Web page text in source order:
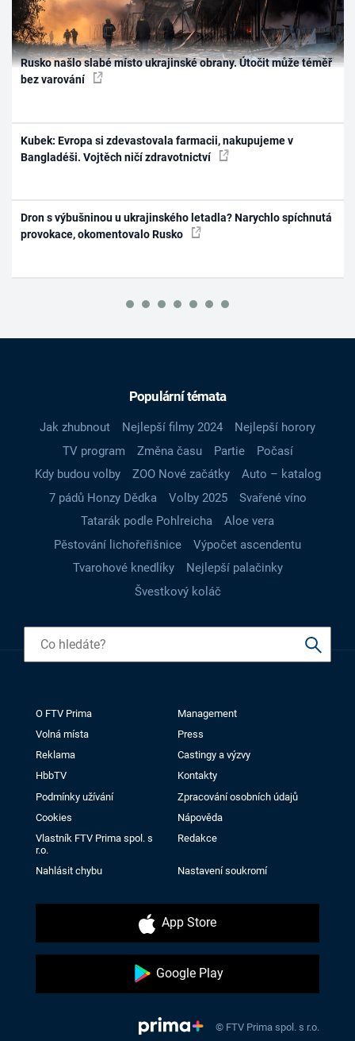
Rusko našlo slabé místo ukrajinské obrany. Útočit může téměř
bez varování
Kubek: Evropa si zdevastovala farmacii, nakupujeme v
Bangladéši. Vojtěch ničí zdravotnictví
Dron s výbušninou u ukrajinského letadla? Narychlo spíchnutá
provokace, okomentovalo Rusko
Populární témata
Jak zhubnout Nejlepší filmy 2024
Nejlepší horory
TV program
Změna času Partie
Počasí
Kdy budou volby
ZOO Nové začátky
Auto – katalog
7 pádů Honzy Dědka
Volby 2025
Svařené víno
Tatarák podle Pohlreicha
Aloe vera
Pěstování lichořeřišnice
Výpočet ascendentu
Tvarohové knedlíky
Nejlepší palačinky
Švestkový koláč
O FTV Prima
Management
Volná místa
Press
Reklama
Castingy a výzvy
HbbTV
Kontakty
Podmínky užívání
Zpracování osobních údajů
Cookies
Nápověda
Vlastník FTV Prima spol. s
r.o.
Redakce
Nahlásit chybu Nastavení soukromí
App Store
Google Play
© FTV Prima spol. s r.o.